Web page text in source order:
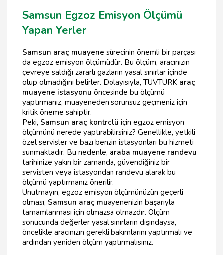
Samsun Egzoz Emisyon Ölçümü
Yapan Yerler
Samsun araç muayene sürecinin önemli bir parçası
da egzoz emisyon ölçümüdür. Bu ölçüm, aracınızın
çevreye saldığı zararlı gazların yasal sınırlar içinde
olup olmadığını belirler. Dolayısıyla, TÜVTÜRK araç
muayene istasyonu öncesinde bu ölçümü
yaptırmanız, muayeneden sorunsuz geçmeniz için
kritik öneme sahiptir.
Peki, Samsun araç kontrolü için egzoz emisyon
ölçümünü nerede yaptırabilirsiniz? Genellikle, yetkili
özel servisler ve bazı benzin istasyonları bu hizmeti
sunmaktadır. Bu nedenle, araba muayene randevu
tarihinize yakın bir zamanda, güvendiğiniz bir
servisten veya istasyondan randevu alarak bu
ölçümü yaptırmanız önerilir.
Unutmayın, egzoz emisyon ölçümünüzün geçerli
olması, Samsun araç muayenenizin başarıyla
tamamlanması için olmazsa olmazdır. Ölçüm
sonucunda değerler yasal sınırların dışındaysa,
öncelikle aracınızın gerekli bakımlarını yaptırmalı ve
ardından yeniden ölçüm yaptırmalısınız.